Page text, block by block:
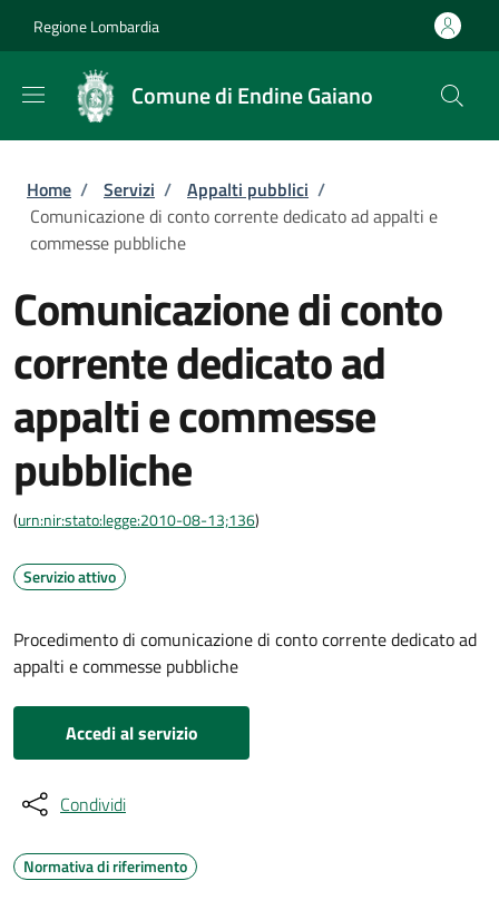
Regione Lombardia
Comune di Endine Gaiano
Briciole di pane
Home / Servizi / Appalti pubblici /
Comunicazione di conto corrente dedicato ad appalti e
commesse pubbliche
Comunicazione di conto
corrente dedicato ad
appalti e commesse
pubbliche
(urn:nir:stato:legge:2010-08-13;136)
Servizio attivo
Procedimento di comunicazione di conto corrente dedicato ad
appalti e commesse pubbliche
Accedi al servizio
Condividi
Normativa di riferimento